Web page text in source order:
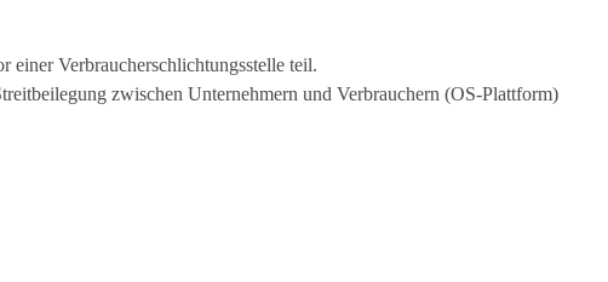
einer Verbraucherschlichtungsstelle teil.
zwischen Unternehmern und Verbrauchern (OS-Plattform)